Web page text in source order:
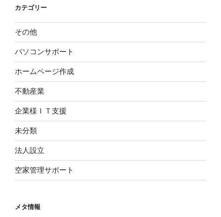
カテゴリー
その他
パソコンサポート
ホームページ作成
不動産業
企業様ＩＴ支援
未分類
法人設立
空家管理サポート
メタ情報